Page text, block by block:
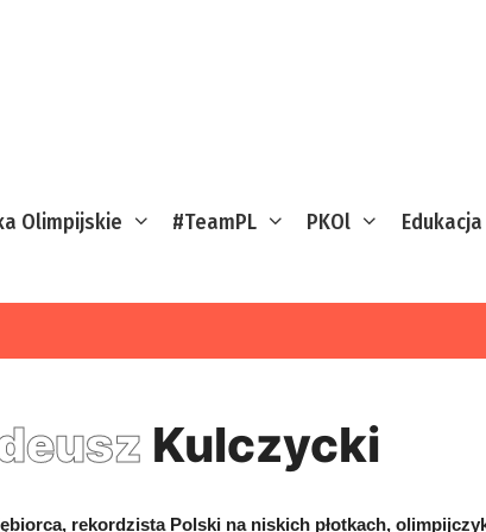
Olimpijskie #TeamPL PKOl
Kulczycki
rekordzista Polski na niskich płotkach,